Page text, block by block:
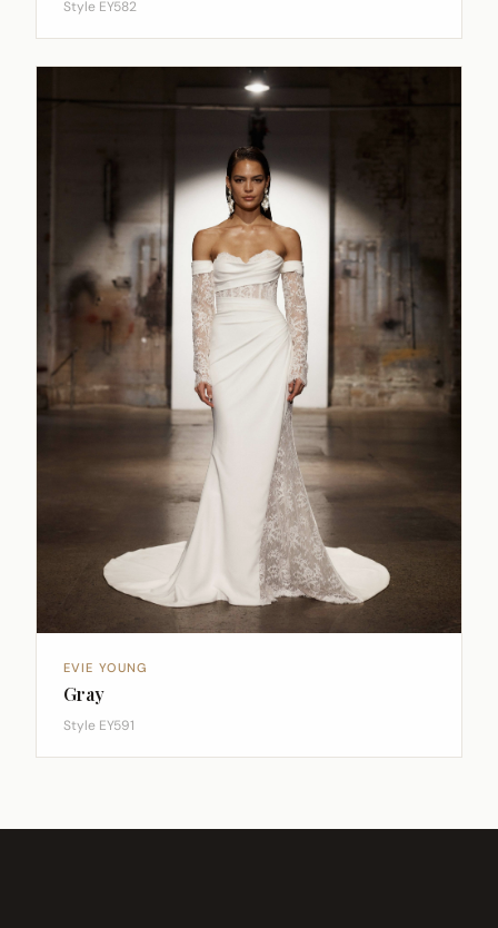
Style EY582
EVIE YOUNG
Gray
Style EY591